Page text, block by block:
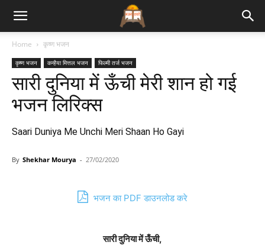
Bhajan
Lyrics
Home कृष्ण भजन
कृष्ण भजन कन्हैया मित्तल भजन फिल्मी तर्ज भजन
सारी दुनिया में ऊँची मेरी शान हो गई
भजन लिरिक्स
Saari Duniya Me Unchi Meri Shaan Ho Gayi
By Shekhar Mourya - 27/02/2020
भजन का PDF डाउनलोड करे
सारी दुनिया में ऊँची,